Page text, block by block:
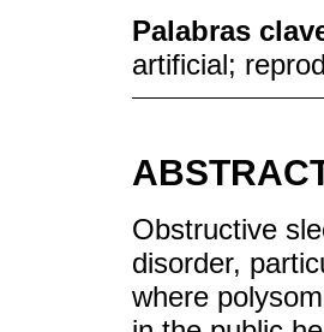
Palabras
artificial;
Obstructive
disorder,
where